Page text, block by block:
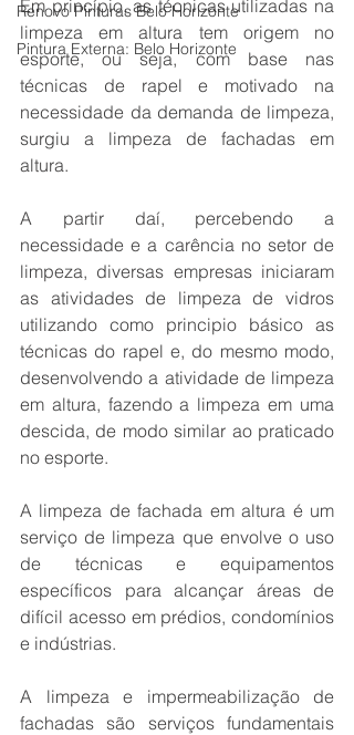
Renovo Pinturas Belo Horizonte
Pintura Externa: Belo Horizonte
Em princípio, as técnicas utilizadas na
limpeza em altura tem origem no
esporte, ou seja, com base nas
técnicas de rapel e motivado na
necessidade da demanda de limpeza,
surgiu a limpeza de fachadas em
altura.
A partir daí, percebendo a
necessidade e a carência no setor de
limpeza, diversas empresas iniciaram
as atividades de limpeza de vidros
utilizando como principio básico as
técnicas do rapel e, do mesmo modo,
desenvolvendo a atividade de limpeza
em altura, fazendo a limpeza em uma
descida, de modo similar ao praticado
no esporte.
A limpeza de fachada em altura é um
serviço de limpeza que envolve o uso
de técnicas e equipamentos
específicos para alcançar áreas de
difícil acesso em prédios, condomínios
e indústrias.
A limpeza e impermeabilização de
fachadas são serviços fundamentais